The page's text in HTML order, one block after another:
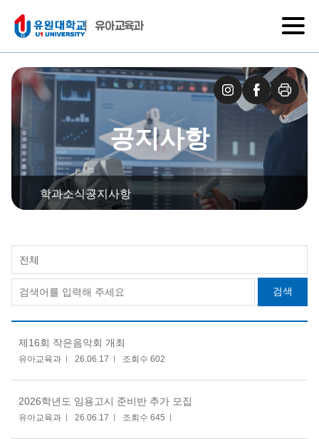
유아교육과
공지사항
학과소식공지사항
전체
검색
제16회 작은음악회 개최
유아교육과 26.06.17 조회수 602
2026학년도 임용고시 준비반 추가 모집
유아교육과 26.06.17 조회수 645